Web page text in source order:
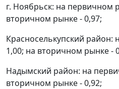
г. Ноябрьск: на первичном
вторичном рынке - 0,97;
Красноселькупский
1,00; на вторичном рынке -
Надымский район: на
вторичном рынке - 0,92;